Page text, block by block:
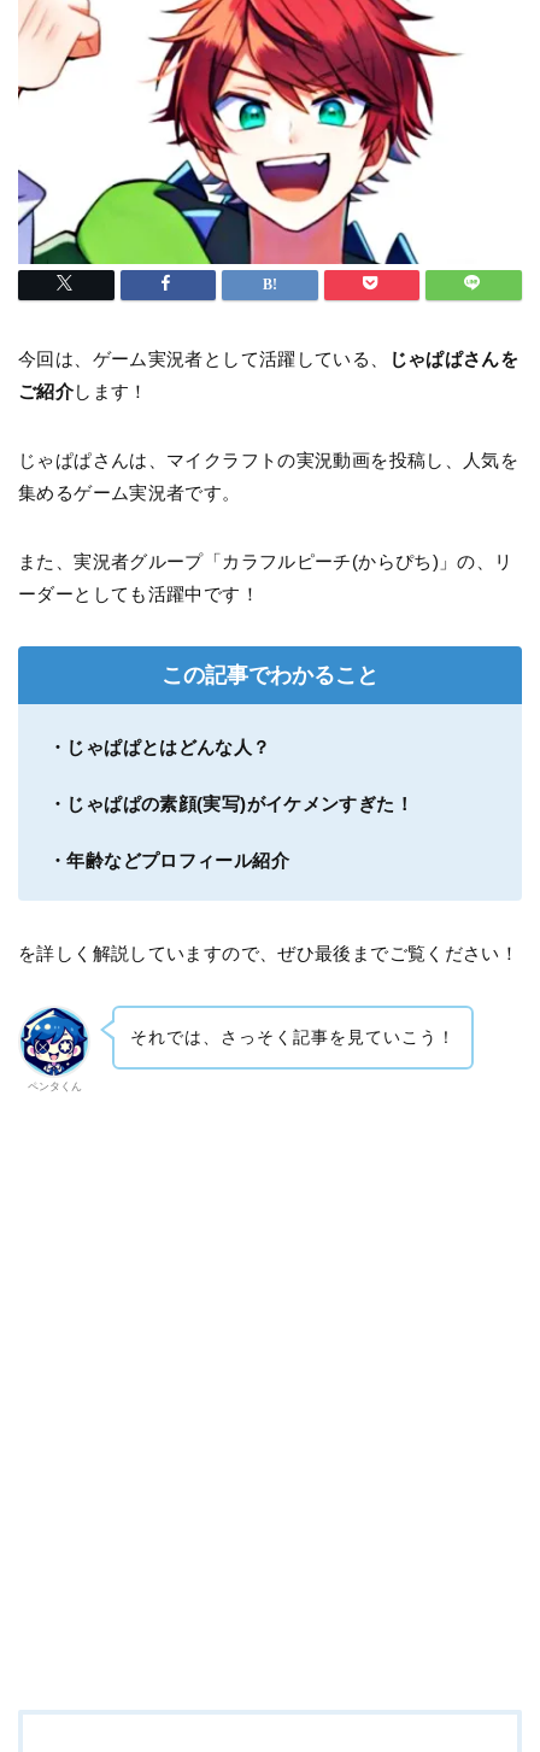
今回は、ゲーム実況者として活躍している、
じゃぱぱさんを
ご紹介します！
じゃぱぱさんは、マイクラフトの実況動画を投稿し、人気を
集めるゲーム実況者です。
また、実況者グループ「カラフルピーチ(からぴち)」の、リ
ーダーとしても活躍中です！
この記事でわかること
・じゃぱぱとはどんな人？
・じゃぱぱの素顔(実写)がイケメンすぎた！
・年齢などプロフィール紹介
を詳しく解説していますので、ぜひ最後までご覧ください！
ペンタくん
それでは、さっそく記事を見ていこう！